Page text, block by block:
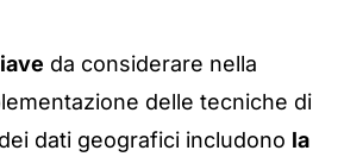
da considerare nella
delle tecniche di
dati geografici includono la